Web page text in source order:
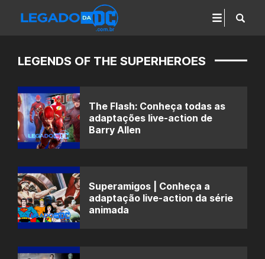
LEGENDS OF THE SUPERHEROES
The Flash: Conheça todas as
adaptações live-action de
Barry Allen
Superamigos | Conheça a
adaptação live-action da série
animada